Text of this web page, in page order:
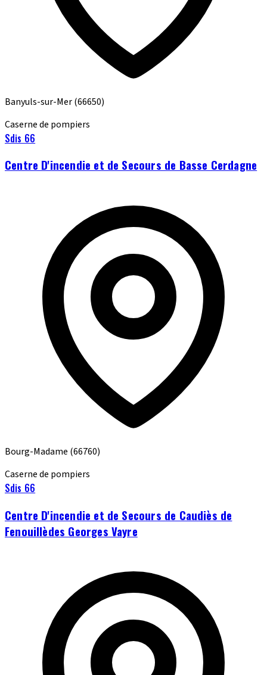
Banyuls-sur-Mer(66650)
Caserne de pompiers
Sdis 66
Centre D'incendie et de Secours de Basse Cerdagne
Bourg-Madame (66760)
Caserne de pompiers
Sdis 66
Centre D'incendie et de Secours de Caudiès de
Fenouillèdes Georges Vayre